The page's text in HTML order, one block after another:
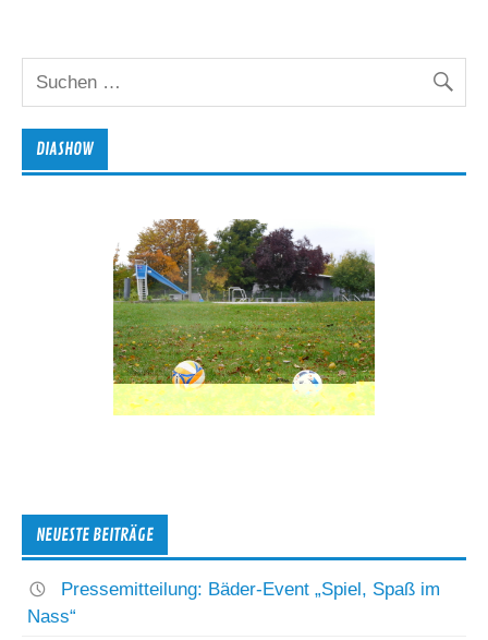
DIASHOW
NEUESTE BEITRÄGE
Pressemitteilung: Bäder-Event „Spiel, Spaß im
Nass“